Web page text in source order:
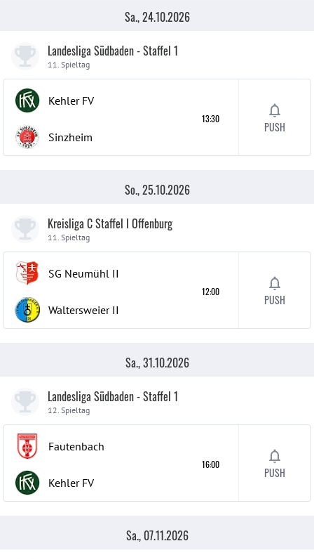
Sa., 24.10.2026
Landesliga Südbaden - Staffel 1
11. Spieltag
Kehler FV
Sinzheim
13:30
PUSH
So., 25.10.2026
Kreisliga C Staffel I Offenburg
11. Spieltag
SG Neumühl II
Waltersweier II
12:00
PUSH
Sa., 31.10.2026
Landesliga Südbaden - Staffel 1
12. Spieltag
Fautenbach
Kehler FV
16:00
PUSH
Sa., 07.11.2026